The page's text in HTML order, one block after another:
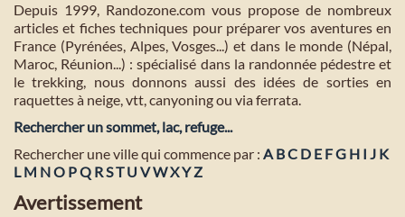
Depuis 1999, Randozone.com vous propose de nombreux
articles et fiches techniques pour préparer vos aventures en
France (Pyrénées, Alpes, Vosges...) et dans le monde (Népal,
Maroc, Réunion...) : spécialisé dans la randonnée pédestre et
le trekking, nous donnons aussi des idées de sorties en
raquettes à neige, vtt, canyoning ou via ferrata.
Rechercher un sommet, lac, refuge...
Rechercher une ville qui commence par : A BC D E FG H I J K
L M NO PQ RST U VWXYZ
Avertissement